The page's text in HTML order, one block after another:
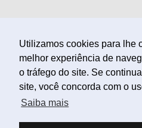
Utilizamos cookies para lhe
melhor experiência de
o tráfego do site. Se
site, você concorda com o
Saiba mais